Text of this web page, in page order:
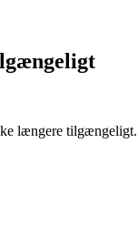
længere tilgængeligt.